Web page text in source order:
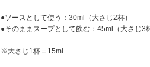
●ソースとして使う：30ml（大さじ2杯）
●そのままスープとして飲む：45ml（大さじ3
※大さじ1杯＝15ml